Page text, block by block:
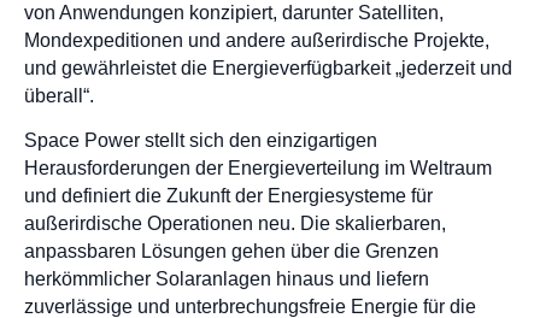
von Anwendungen konzipiert, darunter Satelliten,
Mondexpeditionen und andere außerirdische Projekte,
und gewährleistet die Energieverfügbarkeit „jederzeit und
überall“.
Space Power stellt sich den einzigartigen
Herausforderungen der Energieverteilung im Weltraum
und definiert die Zukunft der Energiesysteme für
außerirdische Operationen neu. Die skalierbaren,
anpassbaren Lösungen gehen über die Grenzen
herkömmlicher Solaranlagen hinaus und liefern
zuverlässige und unterbrechungsfreie Energie für die